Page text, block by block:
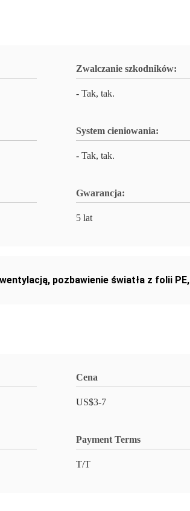
Zwalczanie szkodników:
- Tak, tak.
System cieniowania:
- Tak, tak.
Gwarancja:
5 lat
, pozbawienie światła z folii PE,
Cena
US$3-7
Payment Terms
T/T